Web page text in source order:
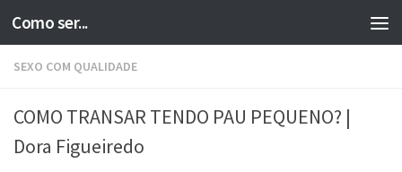
Skip to content
Como ser...
SEXO COM QUALIDADE
COMO TRANSAR TENDO PAU PEQUENO? |
Dora Figueiredo